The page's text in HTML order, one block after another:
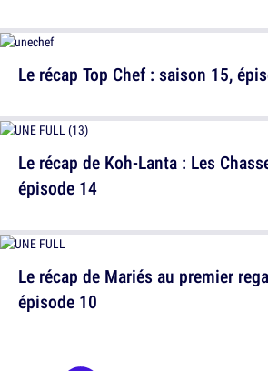
Le récap Top Chef : saison 15,
Le récap de Mariés au premier
épisode 10
Le récap de Koh-Lanta : Les
épisode 14